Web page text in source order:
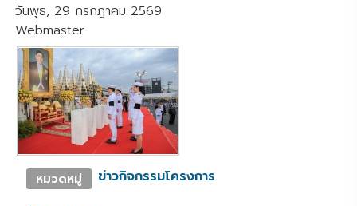
วันพุธ, 29 กรกฎาคม 2569
Webmaster
หมวดหมู่ ข่าวกิจกรรมโครงการ